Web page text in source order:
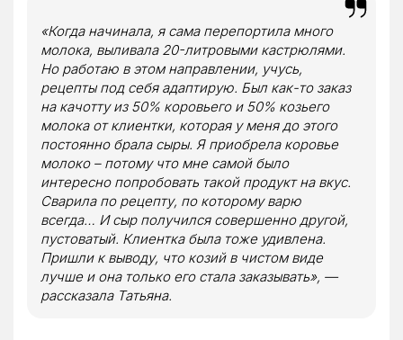
«Когда начинала, я сама перепортила много
молока, выливала 20-литровыми кастрюлями.
Но работаю в этом направлении, учусь,
рецепты под себя адаптирую. Был как-то заказ
на качотту из 50% коровьего и 50% козьего
молока от клиентки, которая у меня до этого
постоянно брала сыры. Я приобрела коровье
молоко – потому что мне самой было
интересно попробовать такой продукт на вкус.
Сварила по рецепту, по которому варю
всегда… И сыр получился совершенно другой,
пустоватый. Клиентка была тоже удивлена.
Пришли к выводу, что козий в чистом виде
лучше и она только его стала заказывать», —
рассказала Татьяна.